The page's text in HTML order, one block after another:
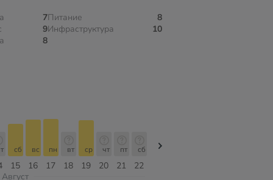
7
9
8
Питание
8
Инфраструктура
10
15
сб
16
вс
17
пн
18
вт
19
ср
20
чт
21
пт
22
сб
Август